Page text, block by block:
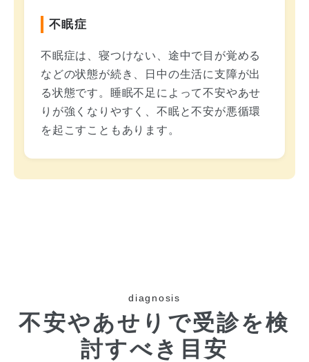
不眠症
不眠症は、寝つけない、途中で目が覚める
などの状態が続き、日中の生活に支障が出
る状態です。睡眠不足によって不安やあせ
りが強くなりやすく、不眠と不安が悪循環
を起こすこともあります。
diagnosis
不安やあせりで受診を検
討すべき目安